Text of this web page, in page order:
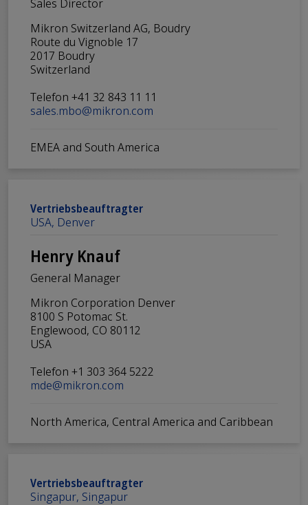
Sales Director
Mikron Switzerland AG, Boudry
Route du Vignoble 17
2017 Boudry
Switzerland
Telefon +41 32 843 11 11
sales.mbo@mikron.com
EMEA and South America
Vertriebsbeauftragter
USA, Denver
Henry Knauf
General Manager
Mikron Corporation Denver
8100 S Potomac St.
Englewood, CO 80112
USA
Telefon +1 303 364 5222
mde@mikron.com
North America, Central America and Caribbean
Vertriebsbeauftragter
Singapur, Singapur